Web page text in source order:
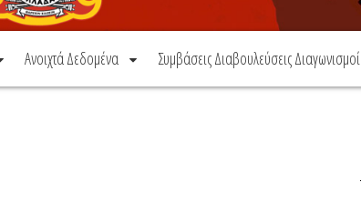
Ανοιχτά Δεδομένα Συμβάσεις Διαβουλεύσεις Διαγωνισμοί